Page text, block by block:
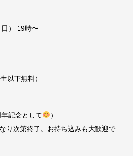
） 19時〜
以下無料）
記念として
）
り次第終了。お持ち込みも大歓迎で